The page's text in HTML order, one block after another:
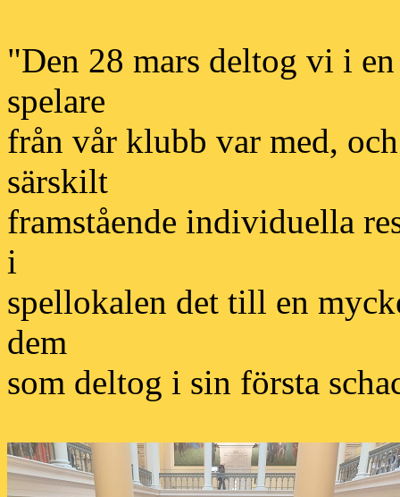
"Den 28 mars deltog vi i
spelare
från vår klubb var med,
särskilt
framstående individuella
i
spellokalen det till en
dem
som deltog i sin första